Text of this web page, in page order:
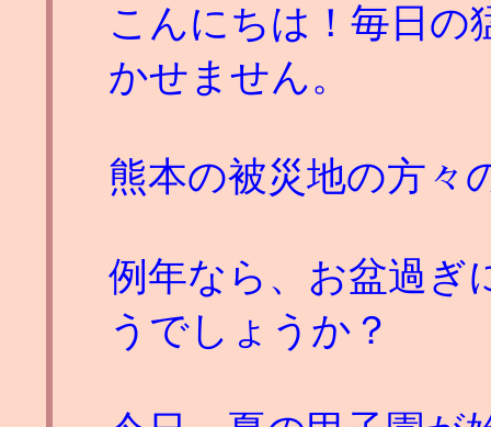
こんにちは！毎日の
かせません。
熊本の被災地の方々
例年なら、お盆過ぎ
うでしょうか？